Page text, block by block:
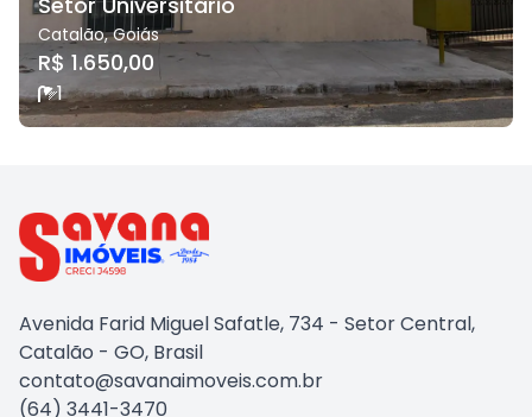
Catalão,Goiás
R$ 1.650,00
1
Avenida Farid Miguel Safatle, 734 - Setor Central,
Catalão - GO, Brasil
contato@savanaimoveis.com.br
(64) 3441-3470